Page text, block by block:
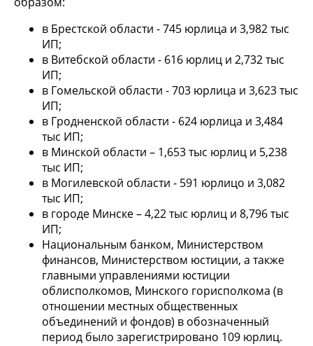
в Брестской области - 745 юрлица и 3,982 тыс
ИП;
в Витебской области - 616 юрлиц и 2,732 тыс
ИП;
в Гомельской области - 703 юрлица и 3,623 тыс
ИП;
в Гродненской области - 624 юрлица и 3,484
тыс ИП;
в Минской области – 1,653 тыс юрлиц и 5,238
тыс ИП;
в Могилевской области - 591 юрлицо и 3,082
тыс ИП;
в городе Минске – 4,22 тыс юрлиц и 8,796 тыс
ИП;
Национальным банком, Министерством
финансов, Министерством юстиции, а также
главными управлениями юстиции
облисполкомов, Минского горисполкома (в
отношении местных общественных
объединений и фондов) в обозначенный
период было зарегистрировано 109 юрлиц.